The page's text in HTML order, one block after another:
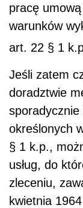
pracę
warunków
art. 22 § 1
Jeśli zatem
doradztwie
sporadycznie
określonych
§ 1 k.p.,
usług, do
zleceniu,
kwietnia